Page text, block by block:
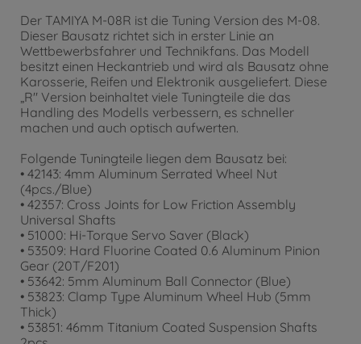
Der TAMIYA M-08R ist die Tuning Version des M-08.
Dieser Bausatz richtet sich in erster Linie an
Wettbewerbsfahrer und Technikfans. Das Modell
besitzt einen Heckantrieb und wird als Bausatz ohne
Karosserie, Reifen und Elektronik ausgeliefert. Diese
„R" Version beinhaltet viele Tuningteile die das
Handling des Modells verbessern, es schneller
machen und auch optisch aufwerten.
Folgende Tuningteile liegen dem Bausatz bei:
• 42143: 4mm Aluminum Serrated Wheel Nut
(4pcs./Blue)
• 42357: Cross Joints for Low Friction Assembly
Universal Shafts
• 51000: Hi-Torque Servo Saver (Black)
• 53509: Hard Fluorine Coated 0.6 Aluminum Pinion
Gear (20T/F201)
• 53642: 5mm Aluminum Ball Connector (Blue)
• 53823: Clamp Type Aluminum Wheel Hub (5mm
Thick)
• 53851: 46mm Titanium Coated Suspension Shafts